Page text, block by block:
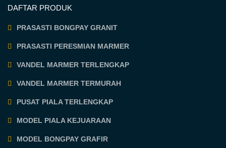
DAFTAR PRODUK
PRASASTI BONGPAY GRANIT
PRASASTI PERESMIAN MARMER
VANDEL MARMER TERLENGKAP
VANDEL MARMER TERMURAH
PUSAT PIALA TERLENGKAP
MODEL PIALA KEJUARAAN
MODEL BONGPAY GRAFIR